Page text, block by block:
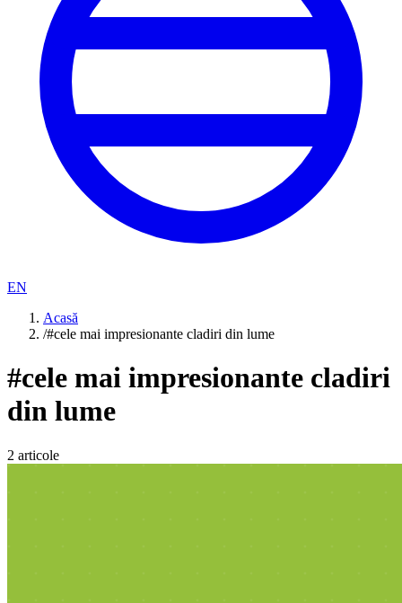
EN
Acasă
/#cele mai impresionante cladiri din lume
#cele mai impresionante cladiri
din lume
2 articole